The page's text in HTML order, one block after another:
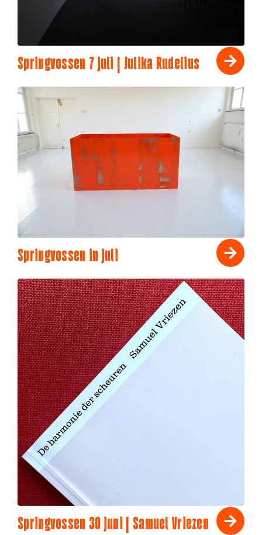
Springvossen 7 juli | Julika Rudelius
Springvossen in juli
Springvossen 30 juni | Samuel Vriezen